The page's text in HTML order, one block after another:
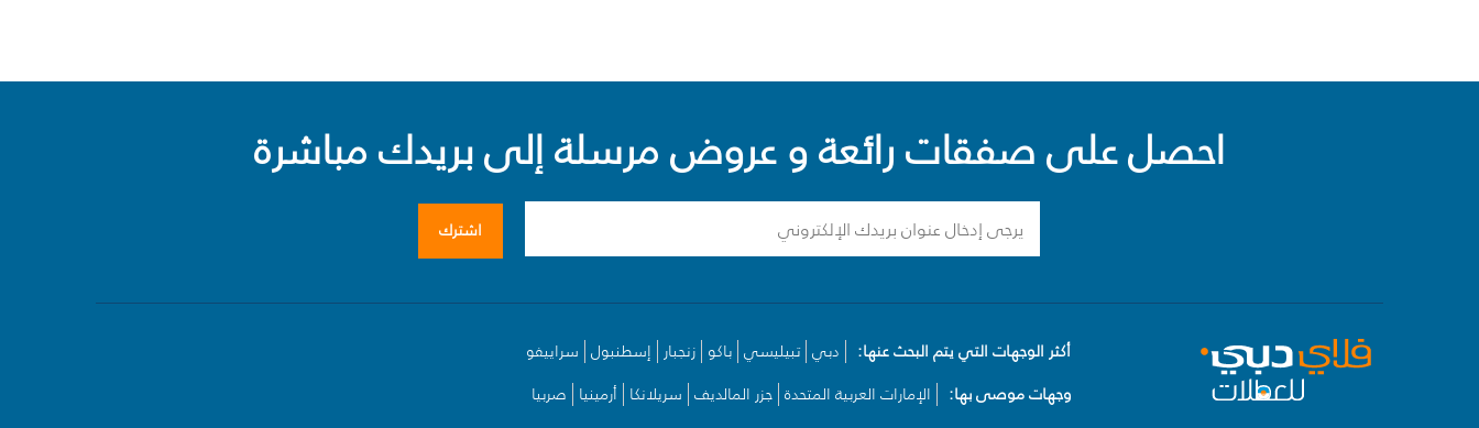
احصل على صفقات رائعة و عروض مرسلة إلى بريدك مباشرة
اشترك
أكثر الوجهات التي يتم البحث عنها: دبي تبيليسي باكو زنجبار إسطنبول سراييفو
وجهات موصى بها:
الإمارات العربية المتحدة جزر المالديف سريلانكا أرمينيا صربيا